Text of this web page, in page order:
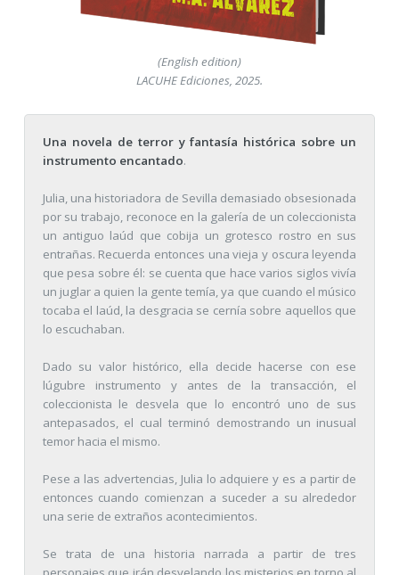
(English edition)
LACUHE Ediciones, 2025.
Una novela de terror y fantasía histórica sobre un
instrumento encantado.
Julia, una historiadora de Sevilla demasiado obsesionada
por su trabajo, reconoce en la galería de un coleccionista
un antiguo laúd que cobija un grotesco rostro en sus
entrañas. Recuerda entonces una vieja y oscura leyenda
que pesa sobre él: se cuenta que hace varios siglos vivía
un juglar a quien la gente temía, ya que cuando el músico
tocaba el laúd, la desgracia se cernía sobre aquellos que
lo escuchaban.
Dado su valor histórico, ella decide hacerse con ese
lúgubre instrumento y antes de la transacción, el
coleccionista le desvela que lo encontró uno de sus
antepasados, el cual terminó demostrando un inusual
temor hacia el mismo.
Pese a las advertencias, Julia lo adquiere y es a partir de
entonces cuando comienzan a suceder a su alrededor
una serie de extraños acontecimientos.
Se trata de una historia narrada a partir de tres